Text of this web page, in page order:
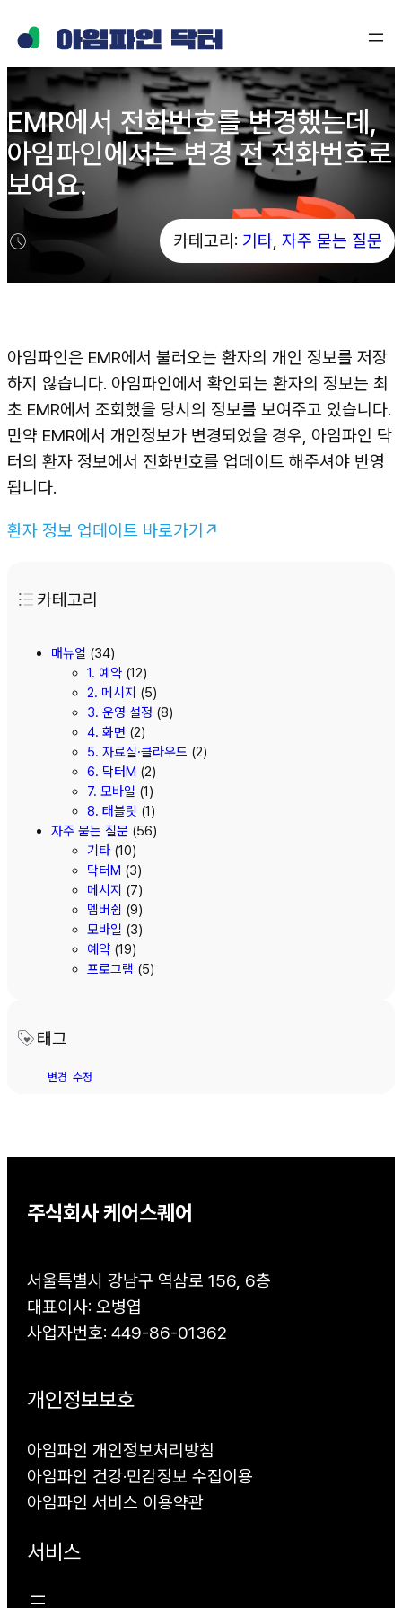
텐
츠
로
바
로
가
기
EMR에서 전화번호를 변경했는데,
아임파인에서는 변경 전 전화번호로
보여요.
카테고리: 기타, 자주 묻는 질문
아임파인은 EMR에서 불러오는 환자의 개인 정보를 저장
하지 않습니다. 아임파인에서 확인되는 환자의 정보는 최
초 EMR에서 조회했을 당시의 정보를 보여주고 있습니다.
만약 EMR에서 개인정보가 변경되었을 경우, 아임파인 닥
터의 환자 정보에서 전화번호를 업데이트 해주셔야 반영
됩니다.
환자 정보 업데이트 바로가기↗
카테고리
매뉴얼 (34)
1. 예약(12)
2. 메시지 (5)
3. 운영 설정 (8)
4. 화면 (2)
5. 자료실·클라우드 (2)
6. 닥터M (2)
7. 모바일 (1)
8. 태블릿 (1)
자주 묻는 질문(56)
기타(10)
닥터M (3)
메시지 (7)
멤버쉽 (9)
모바일 (3)
예약(19)
프로그램 (5)
태그
변경 수정
주식회사 케어스퀘어
서울특별시 강남구 역삼로 156, 6층
대표이사: 오병엽
사업자번호: 449-86-01362
개인정보보호
아임파인 개인정보처리방침
아임파인 건강·민감정보 수집이용
아임파인 서비스 이용약관
서비스